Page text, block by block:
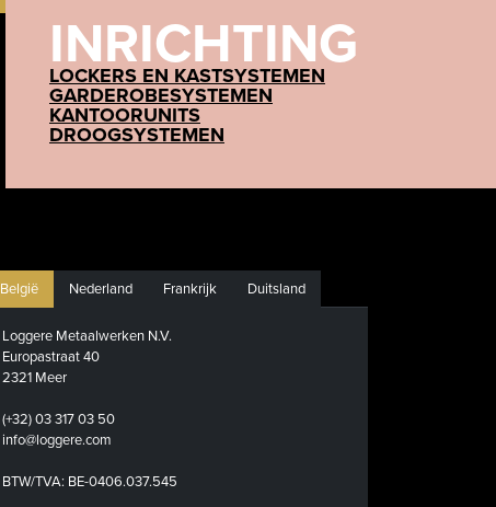
INRICHTING
LOCKERS EN KASTSYSTEMEN
GARDEROBESYSTEMEN
KANTOORUNITS
DROOGSYSTEMEN
België Nederland Frankrijk Duitsland
Loggere Metaalwerken N.V.
Europastraat 40
2321 Meer
(+32) 03 317 03 50
info@loggere.com
BTW/TVA: BE-0406.037.545